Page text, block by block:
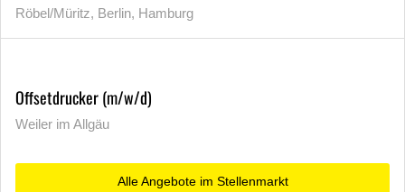
Röbel/Müritz, Berlin, Hamburg
Offsetdrucker (m/w/d)
Weiler im Allgäu
Alle Angebote im Stellenmarkt